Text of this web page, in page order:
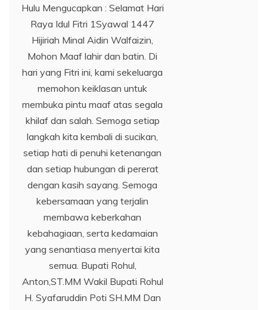
Hulu Mengucapkan : Selamat Hari
Raya Idul Fitri 1Syawal 1447
Hijiriah Minal Aidin Walfaizin,
Mohon Maaf lahir dan batin. Di
hari yang Fitri ini, kami sekeluarga
memohon keiklasan untuk
membuka pintu maaf atas segala
khilaf dan salah. Semoga setiap
langkah kita kembali di sucikan,
setiap hati di penuhi ketenangan
dan setiap hubungan di pererat
dengan kasih sayang. Semoga
kebersamaan yang terjalin
membawa keberkahan
kebahagiaan, serta kedamaian
yang senantiasa menyertai kita
semua. Bupati Rohul,
Anton,ST.MM Wakil Bupati Rohul
H. Syafaruddin Poti SH.MM Dan